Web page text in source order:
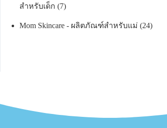
สำหรับเด็ก 7
Mom Skincare - ผลิตภัณฑ์สำหรับแม่ 24